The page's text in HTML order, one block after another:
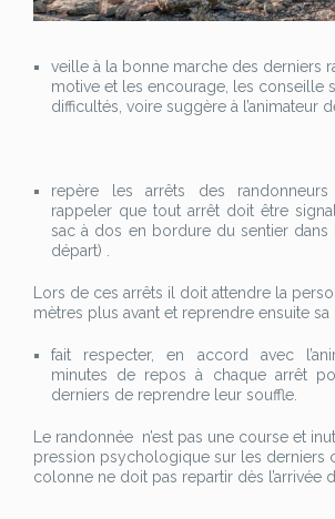
veille à la bonne marche des derniers
motive et les encourage, les conseille
difficultés, voire suggère à l’animateur
repère les arrêts des
rappeler que tout arrêt doit être
sac à dos en bordure du sentier
départ) .
Lors de ces arrêts il doit attendre la
mètres plus avant et reprendre ensuite sa
fait respecter, en accord avec
minutes de repos à chaque arrêt
derniers de reprendre leur souffle.
Le randonnée n’est pas une course et
pression psychologique sur les derniers
colonne ne doit pas repartir dès l’arrivée